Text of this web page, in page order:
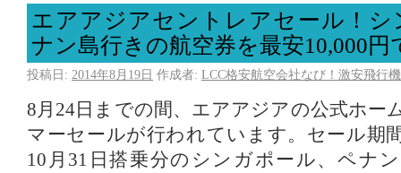
エアアジアセントレアセール！シ
ナン島行きの航空券を最安10,000円
投稿日: 2014年8月19日 作成者: LCC格安航空会社なび！激安飛行
8月24日までの間、エアアジアの公式ホー
マーセールが行われています。セール期
10月31日搭乗分のシンガポール、ペナ